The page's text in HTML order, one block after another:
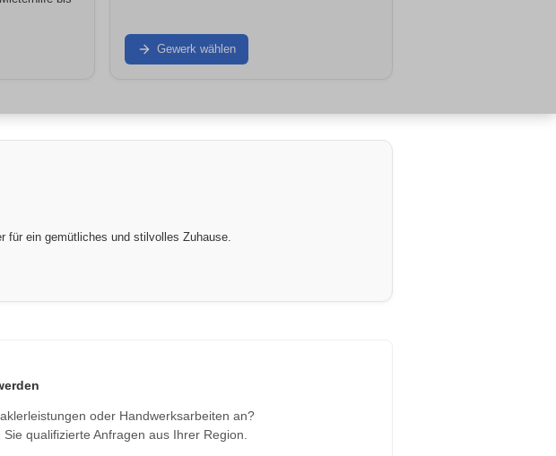
Gewerk wählen
für ein gemütliches und stilvolles Zuhause.
oder Handwerksarbeiten an?
qualifizierte Anfragen aus Ihrer Region.